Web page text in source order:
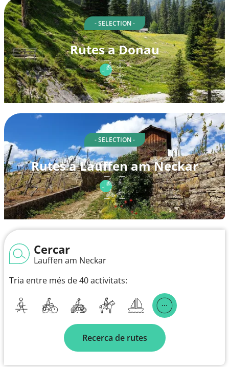
- SELECTION -
Rutes a Donau
- SELECTION -
Rutes a Lauffen am Neckar
Cercar
Lauffen am Neckar
Tria entre més de 40 activitats:
Recerca de rutes